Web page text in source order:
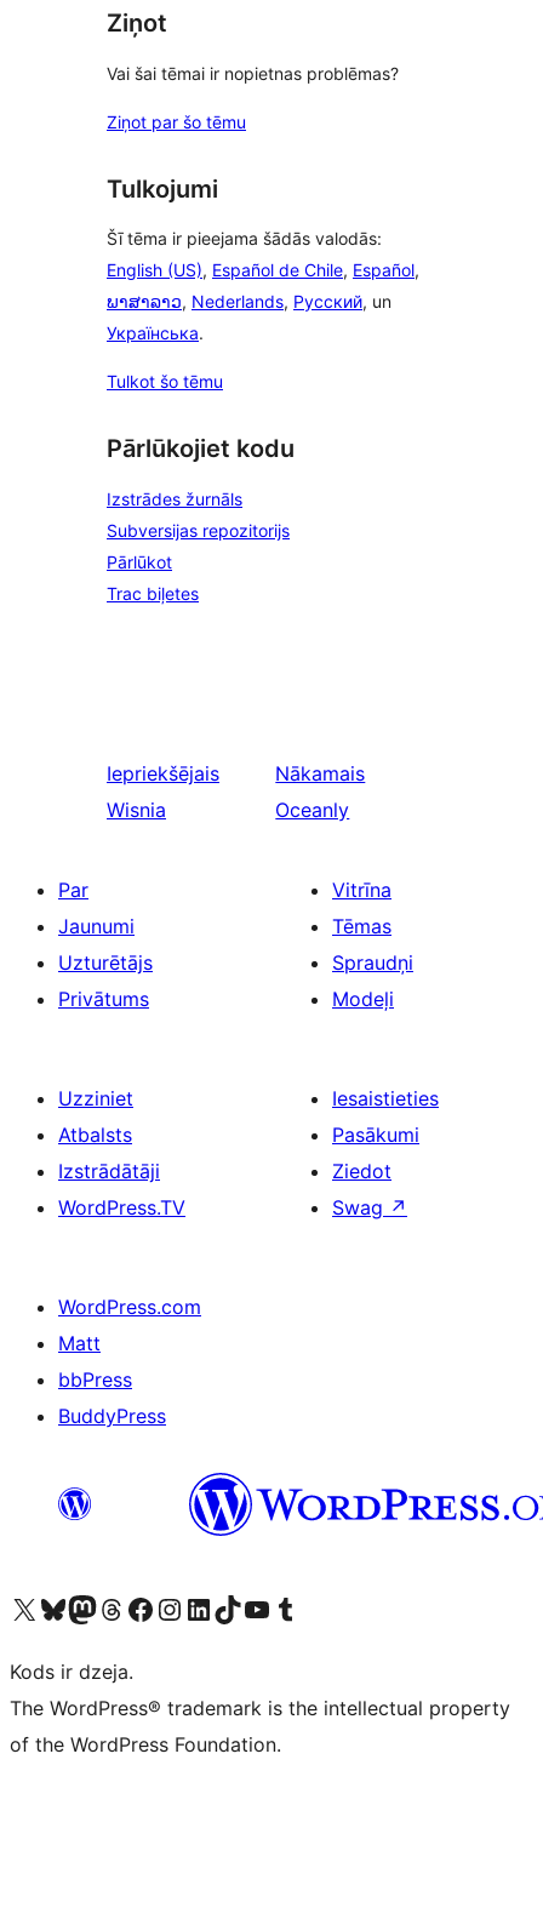
Ziņot
Vai šai tēmai ir nopietnas problēmas?
Ziņot par šo tēmu
Tulkojumi
Šī tēma ir pieejama šādās valodās:
English (US), Español de Chile, Español,
ພາສາລາວ, Nederlands, Русский, un
Українська.
Tulkot šo tēmu
Pārlūkojiet kodu
Izstrādes žurnāls
Subversijas repozitorijs
Pārlūkot
Trac biļetes
Iepriekšējais
Wisnia
Nākamais
Oceanly
Par
Jaunumi
Uzturētājs
Privātums
Vitrīna
Tēmas
Spraudņi
Modeļi
Uzziniet
Atbalsts
Izstrādātāji
WordPress.TV
Iesaistieties
Pasākumi
Ziedot
Swag ↗
WordPress.com
Matt
bbPress
BuddyPress
Apmeklējiet mūsu X (agrāk Twitter) kontu
Apmeklējiet mūsu Bluesky kontu
Apmeklējiet mūsu Mastodon kontu
Apmeklējiet mūsu Threads kontu
Apmeklējiet mūsu Facebook lapuApmeklējiet mūsu Instagram kontu
Apmeklējiet mūsu LinkedIn kontu
Apmeklējiet mūsu TikTok kontu
Apmeklējiet mūsu YouTube kanālu
Apmeklējiet mūsu Tumblr kontu
Kods ir dzeja.
The WordPress® trademark is the intellectual property
of the WordPress Foundation.